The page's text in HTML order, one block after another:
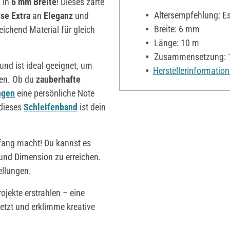
Extra an Eleganz und
Material für gleich
ist ideal geeignet, um
Ob du zauberhafte
eine persönliche Note
Schleifenband ist dein
macht! Du kannst es
Dimension zu erreichen.
erstrahlen – eine
und erklimme kreative
Altersempfehlung:
Breite: 6 mm
Länge: 10 m
Zusammensetzung: